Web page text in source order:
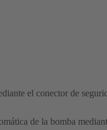
el conector de
de la bomba